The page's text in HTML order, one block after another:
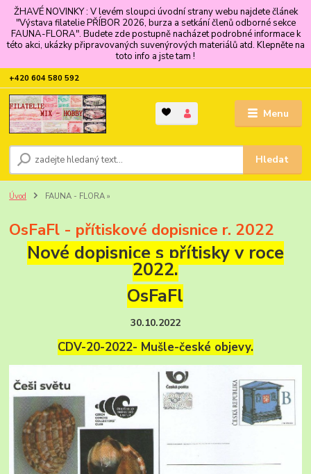
ŽHAVÉ NOVINKY : V levém sloupci úvodní strany webu najdete článek
"Výstava filatelie PŘÍBOR 2026, burza a setkání členů odborné sekce
FAUNA-FLORA". Budete zde postupně nacházet podrobné informace k
této akci, ukázky připravovaných suvenýrových materiálů atd. Klepněte na
toto info a jste tam !
Menu
Hledat
+420 604 580 592
Úvod FAUNA - FLORA »
OsFaFl - přítiskové dopisnice r. 2022
Nové dopisnice s přítisky v roce
2022.
OsFaFl
30.10.2022
CDV-20-2022- Mušle-české objevy.